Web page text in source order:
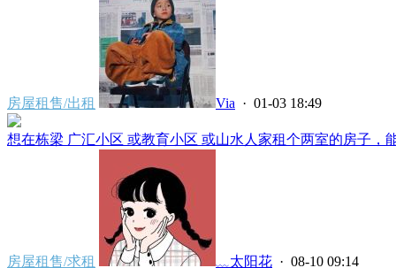
房屋租售/出租 Via · 01-03 18:49
想在栋梁 广汇小区 或教育小区 或山水人家租个两室的房子，
房屋租售/求租 ﹏太阳花 · 08-10 09:14